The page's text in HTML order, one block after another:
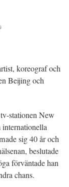
koreograf och
Beijing och
stationen New
sig 40 år och
beslutade
förväntade han
chans.